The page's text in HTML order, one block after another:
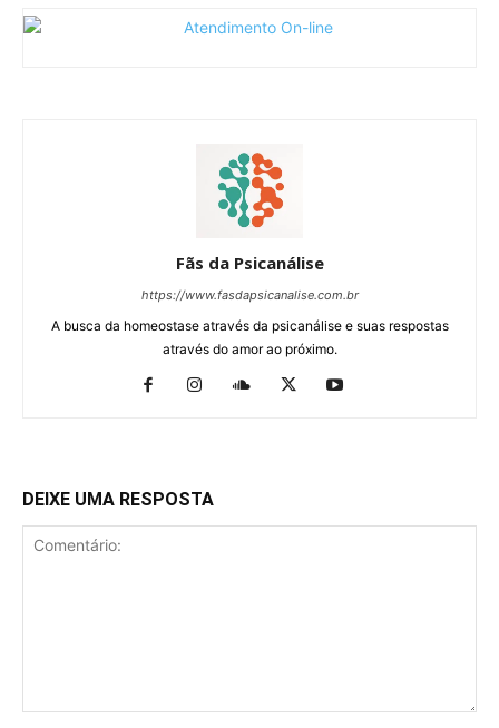
Fãs da Psicanálise
https://www.fasdapsicanalise.com.br
A busca da homeostase através da psicanálise e suas respostas
através do amor ao próximo.
DEIXE UMA RESPOSTA